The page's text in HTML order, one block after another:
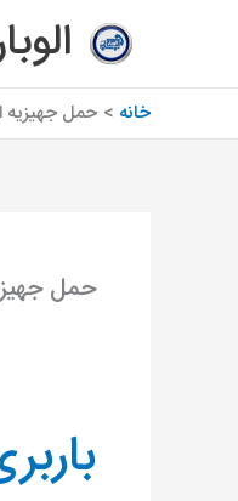
محتوا
الوبار
خانه حمل جهیزیه
حمل
باربری
شهرک